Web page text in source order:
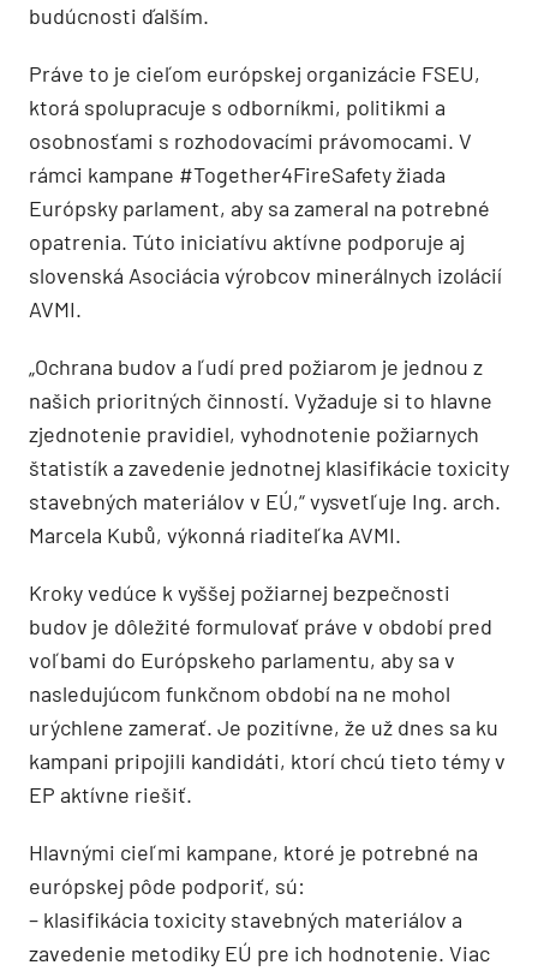
budúcnosti ďalším.
Práve to je cieľom európskej organizácie FSEU,
ktorá spolupracuje s odborníkmi, politikmi a
osobnosťami s rozhodovacími právomocami. V
rámci kampane #Together4FireSafety žiada
Európsky parlament, aby sa zameral na potrebné
opatrenia. Túto iniciatívu aktívne podporuje aj
slovenská Asociácia výrobcov minerálnych izolácií
AVMI.
„Ochrana budov a ľudí pred požiarom je jednou z
našich prioritných činností. Vyžaduje si to hlavne
zjednotenie pravidiel, vyhodnotenie požiarnych
štatistík a zavedenie jednotnej klasifikácie toxicity
stavebných materiálov v EÚ,“ vysvetľuje Ing. arch.
Marcela Kubů, výkonná riaditeľka AVMI.
Kroky vedúce k vyššej požiarnej bezpečnosti
budov je dôležité formulovať práve v období pred
voľbami do Európskeho parlamentu, aby sa v
nasledujúcom funkčnom období na ne mohol
urýchlene zamerať. Je pozitívne, že už dnes sa ku
kampani pripojili kandidáti, ktorí chcú tieto témy v
EP aktívne riešiť.
Hlavnými cieľmi kampane, ktoré je potrebné na
európskej pôde podporiť, sú:
– klasifikácia toxicity stavebných materiálov a
zavedenie metodiky EÚ pre ich hodnotenie. Viac